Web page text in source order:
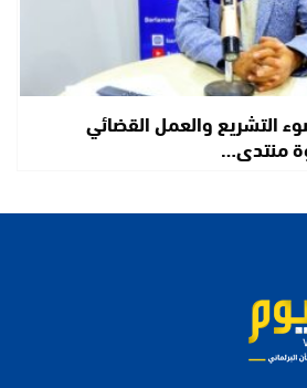
التشريع والعمل القضائي
منتدى…